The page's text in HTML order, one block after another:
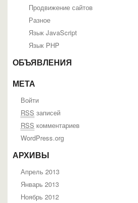
Продвижение сайтов
Разное
Язык JavaScript
Язык PHP
ОБЪЯВЛЕНИЯ
МЕТА
Войти
RSS записей
RSS комментариев
WordPress.org
АРХИВЫ
Апрель 2013
Январь 2013
Ноябрь 2012